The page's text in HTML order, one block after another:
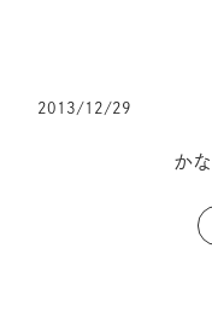
2013/12/29
か